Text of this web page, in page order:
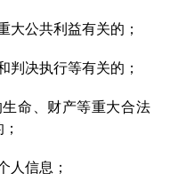
大公共利益有关的；
判决执行等有关的；
命、财产等重大合法
人信息；